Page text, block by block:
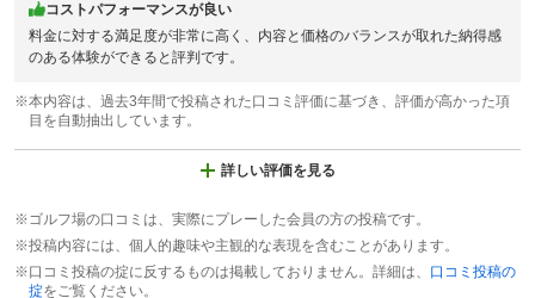
コストパフォーマンスが良い
料金に対する満足度が非常に高く、内容と価格のバランスが取れた納得感
のある体験ができると評判です。
※本内容は、過去3年間で投稿された口コミ評価に基づき、評価が高かった項
目を自動抽出しています。
詳しい評価を見る
※ゴルフ場の口コミは、実際にプレーした会員の方の投稿です。
※投稿内容には、個人的趣味や主観的な表現を含むことがあります。
※口コミ投稿の掟に反するものは掲載しておりません。詳細は、 口コミ投稿の
掟をご覧ください。